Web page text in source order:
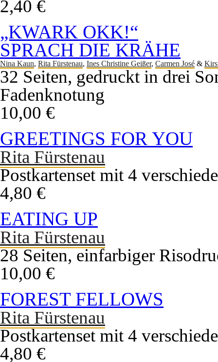
2,40 €
„KWARK OKK!“
SPRACH DIE KRÄHE
Nina Kaun, Rita Fürstenau, Ines Christine Geißer, Carmen José &
32 Seiten, gedruckt in drei
Fadenknotung
10,00 €
GREETINGS FOR YOU
Rita Fürstenau
Postkartenset mit 4
4,80 €
EATING UP
Rita Fürstenau
28 Seiten, einfarbiger
10,00 €
FOREST FELLOWS
Rita Fürstenau
Postkartenset mit 4
4,80 €